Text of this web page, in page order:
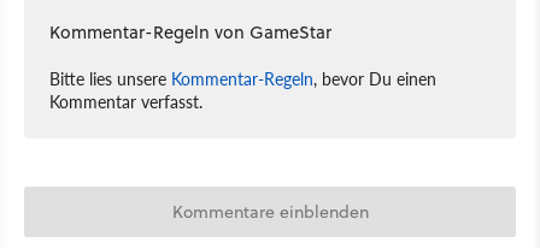
Kommentar-Regeln von GameStar
Bitte lies unsere Kommentar-Regeln, bevor Du einen
Kommentar verfasst.
Kommentare einblenden